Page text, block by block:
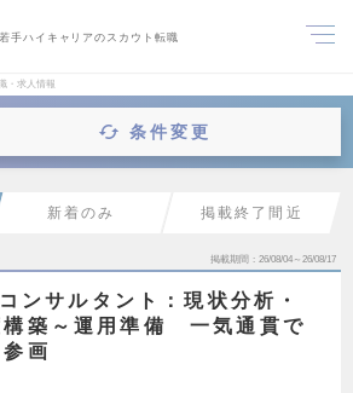
若手ハイキャリアのスカウト転職
・求人情報
条件変更
新着のみ 掲載終了間近
掲載期間 26/08/04～26/08/17
ンサルタント：現状分析・
構築～運用準備 一気通貫で
画